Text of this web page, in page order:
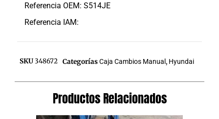
Referencia OEM: S514JE
Referencia IAM:
SKU348672 CategoríasCaja Cambios Manual , Hyundai
Productos Relacionados